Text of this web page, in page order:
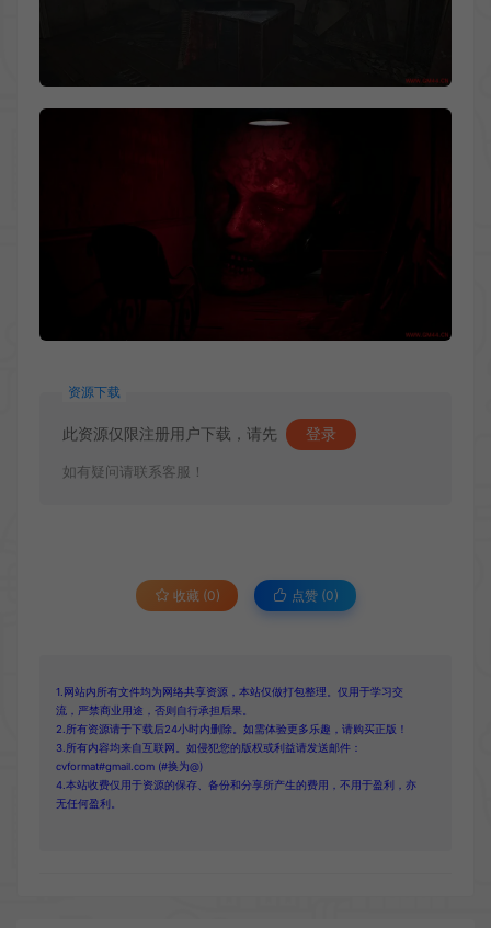
资源下载
此资源仅限注册用户下载，请先 登录
如有疑问请联系客服！
收藏 (0) 点赞 (0)
1.网站内所有文件均为网络共享资源，本站仅做打包整理。仅用于学习交
流，严禁商业用途，否则自行承担后果。
2.所有资源请于下载后24小时内删除。如需体验更多乐趣，请购买正版！
3.所有内容均来自互联网。如侵犯您的版权或利益请发送邮件：
cvformat#gmail.com (#换为@)
4.本站收费仅用于资源的保存、备份和分享所产生的费用，不用于盈利，亦
无任何盈利。